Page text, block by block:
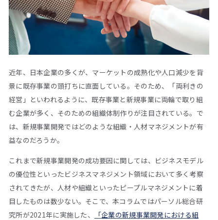
近年、日本企業の多くが、マーケットの成熟化や人口減少を背
景に既存事業の頭打ちに直面している。そのため、「両利きの
経営」といわれるように、既存事業と新規事業に両輪で取り組
む企業が多く、そのための組織体制作りが注目されている。で
は、新規事業開発ではどのような組織・人材マネジメントが有
益なのだろうか。
これまで新規事業開発の成功要因に関しては、ビジネスモデル
の優位性といったビジネスマネジメント領域において多く考察
されてきたが、人材や組織といったピープルマネジメントに着
目したものは数少ない。そこで、本コラムではパーソル総合研
究所が2021年に実施した、
「企業の新規事業開発における組